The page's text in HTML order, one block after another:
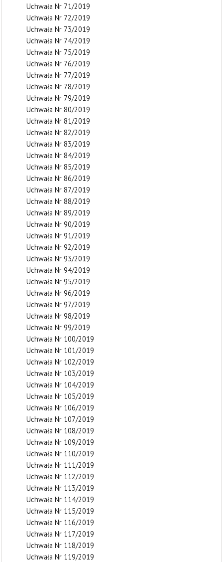
Uchwała Nr 71/2019
Uchwała Nr 72/2019
Uchwała Nr 73/2019
Uchwała Nr 74/2019
Uchwała Nr 75/2019
Uchwała Nr 76/2019
Uchwała Nr 77/2019
Uchwała Nr 78/2019
Uchwała Nr 79/2019
Uchwała Nr 80/2019
Uchwała Nr 81/2019
Uchwała Nr 82/2019
Uchwała Nr 83/2019
Uchwała Nr 84/2019
Uchwała Nr 85/2019
Uchwała Nr 86/2019
Uchwała Nr 87/2019
Uchwała Nr 88/2019
Uchwała Nr 89/2019
Uchwała Nr 90/2019
Uchwała Nr 91/2019
Uchwała Nr 92/2019
Uchwała Nr 93/2019
Uchwała Nr 94/2019
Uchwała Nr 95/2019
Uchwała Nr 96/2019
Uchwała Nr 97/2019
Uchwała Nr 98/2019
Uchwała Nr 99/2019
Uchwała Nr 100/2019
Uchwała Nr 101/2019
Uchwała Nr 102/2019
Uchwała Nr 103/2019
Uchwała Nr 104/2019
Uchwała Nr 105/2019
Uchwała Nr 106/2019
Uchwała Nr 107/2019
Uchwała Nr 108/2019
Uchwała Nr 109/2019
Uchwała Nr 110/2019
Uchwała Nr 111/2019
Uchwała Nr 112/2019
Uchwała Nr 113/2019
Uchwała Nr 114/2019
Uchwała Nr 115/2019
Uchwała Nr 116/2019
Uchwała Nr 117/2019
Uchwała Nr 118/2019
Uchwała Nr 119/2019